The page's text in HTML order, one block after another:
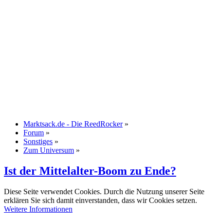
Marktsack.de - Die ReedRocker »
Forum »
Sonstiges »
Zum Universum »
Ist der Mittelalter-Boom zu Ende?
Diese Seite verwendet Cookies. Durch die Nutzung unserer Seite
erklären Sie sich damit einverstanden, dass wir Cookies setzen.
Weitere Informationen